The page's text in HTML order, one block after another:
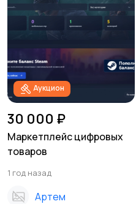
Аукцион
30 000 ₽
Маркетплейс цифровых
товаров
1 год назад
Артем